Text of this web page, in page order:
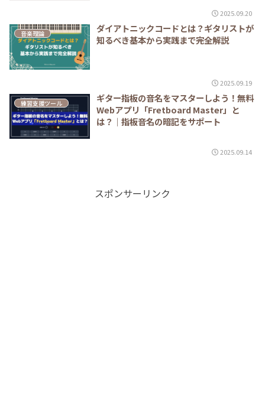
2025.09.20
音楽理論
ダイアトニックコードとは？ギタリストが
知るべき基本から実践まで完全解説
2025.09.19
練習支援ツール
ギター指板の音名をマスターしよう！無料
Webアプリ「Fretboard Master」と
は？｜指板音名の暗記をサポート
2025.09.14
スポンサーリンク